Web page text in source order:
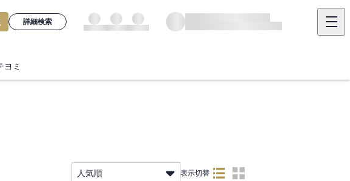
詳細検索
ヨミ
人気順 表示切替